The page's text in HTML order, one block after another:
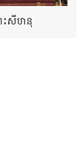
ះសីហនុ